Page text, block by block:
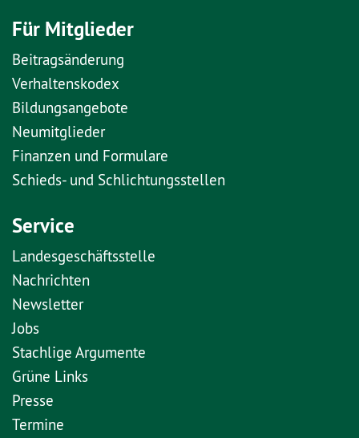
Für Mitglieder
Beitragsänderung
Verhaltenskodex
Bildungsangebote
Neumitglieder
Finanzen und Formulare
Schieds- und Schlichtungsstellen
Service
Landesgeschäftsstelle
Nachrichten
Newsletter
Jobs
Stachlige Argumente
Grüne Links
Presse
Termine